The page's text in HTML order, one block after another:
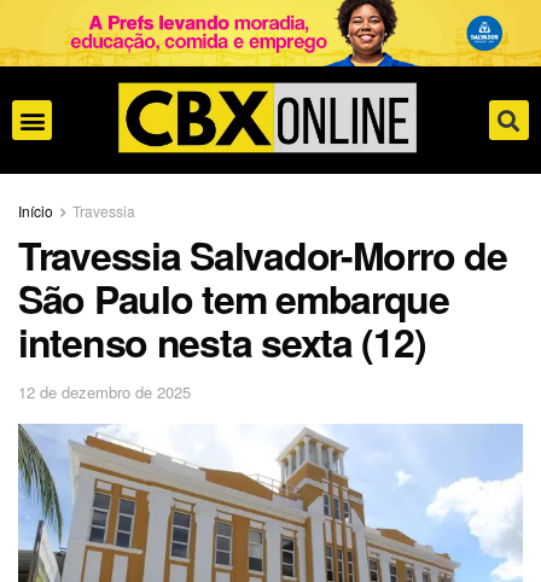
Início Travessia
Travessia Salvador-Morro de
São Paulo tem embarque
intenso nesta sexta (12)
12 de dezembro de 2025